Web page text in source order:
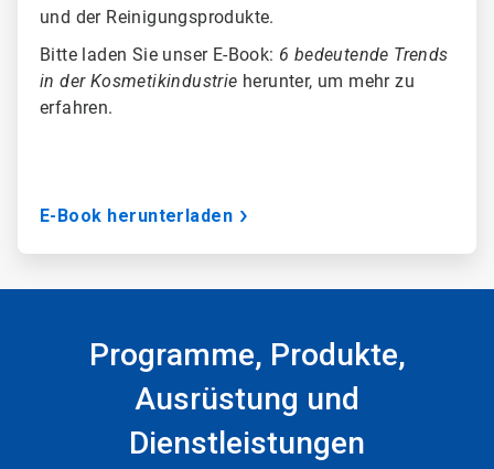
und der Reinigungsprodukte.
Bitte laden Sie unser E-Book: 6 bedeutende Trends
in der Kosmetikindustrie herunter, um mehr zu
erfahren.
E-Book herunterladen
Programme, Produkte,
Ausrüstung und
Dienstleistungen